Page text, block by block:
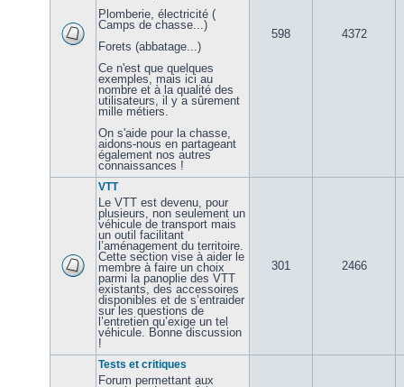
Plomberie, électricité (
Camps de chasse...)
Forets (abbatage...)
Ce n'est que quelques
exemples, mais ici au
nombre et à la qualité des
utilisateurs, il y a sûrement
mille métiers.
On s'aide pour la chasse,
aidons-nous en partageant
également nos autres
connaissances !
598 4372
VTT
Le VTT est devenu, pour
plusieurs, non seulement un
véhicule de transport mais
un outil facilitant
l’aménagement du territoire.
Cette section vise à aider le
membre à faire un choix
parmi la panoplie des VTT
existants, des accessoires
disponibles et de s’entraider
sur les questions de
l’entretien qu’exige un tel
véhicule. Bonne discussion
!
301 2466
Tests et critiques
Forum permettant aux